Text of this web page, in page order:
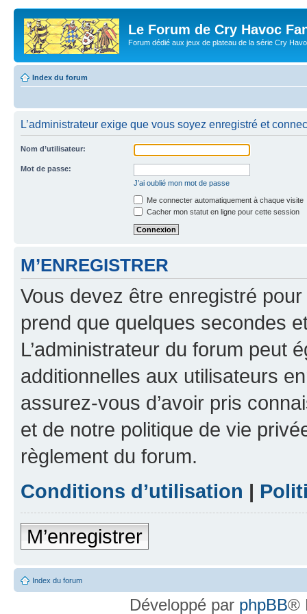
Le Forum de Cry Havoc
Forum dédié aux jeux de plateau de la série Cry
Index du forum
L’administrateur exige que vous soyez enregistré et
Nom d’utilisateur:
Mot de passe:
J’ai oublié mon mot de passe
Me connecter automatiquement à chaque visite
Cacher mon statut en ligne pour cette session
M’ENREGISTRER
Vous devez être enregistré
prend que quelques secondes
L’administrateur du forum peut
additionnelles aux utilisateurs
assurez-vous d’avoir pris
et de notre politique de vie
règlement du forum.
Conditions d’utilisation |
M’enregistrer
Index du forum
Développé par phpBB®